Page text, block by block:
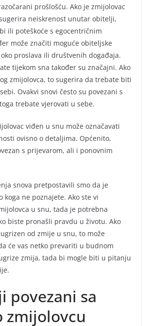
prošlošću. Ako je zmijolovac
neiskrenost unutar obitelji,
ili poteškoće s egocentričnim
može značiti moguće obiteljske
proslava ili društvenih događaja.
tijekom sna također su značajni. Ako
zmijolovca, to sugerira da trebate biti
Ovakvi snovi često su povezani s
trebate vjerovati u sebe.
viđen u snu može označavati
ovisno o detaljima. Općenito,
s prijevarom, ali i ponovnim
snova pretpostavili smo da je
koga ne poznajete. Ako ste vi
u snu, tada je potrebna
biste pronašli pravdu u životu. Ako
od zmije u snu, to može
će vas netko prevariti u budnom
zmija, tada bi mogle biti u pitanju
povezani sa
zmijolovcu